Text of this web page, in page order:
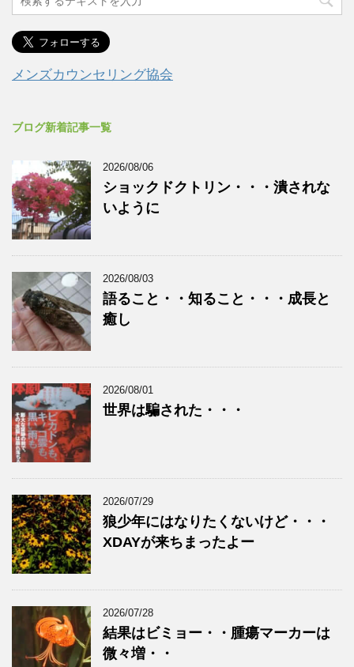
メンズカウンセリング協会
ブログ新着記事一覧
2026/08/06
ショックドクトリン・・・潰されな
いように
2026/08/03
語ること・・知ること・・・成長と
癒し
2026/08/01
世界は騙された・・・
2026/07/29
狼少年にはなりたくないけど・・・
XDAYが来ちまったよー
2026/07/28
結果はビミョー・・腫瘍マーカーは
微々増・・